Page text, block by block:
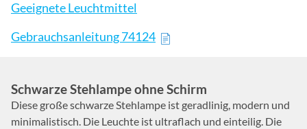
Geeignete Leuchtmittel
Gebrauchsanleitung 74124
Schwarze Stehlampe ohne Schirm
Diese große schwarze Stehlampe ist geradlinig, modern und
minimalistisch. Die Leuchte ist ultraflach und einteilig. Die